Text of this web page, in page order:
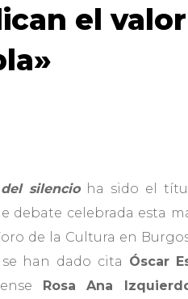
el
silencio ha sido el
debate celebrada esta
de la Cultura en
han dado cita Óscar
Rosa Ana